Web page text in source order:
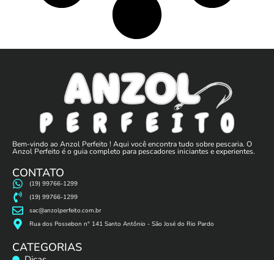
Bem-vindo ao Anzol Perfeito ! Aqui você encontra tudo sobre pescaria. O
Anzol Perfeito é o guia completo para pescadores iniciantes e experientes.
CONTATO
(19) 99766-1299
(19) 99766-1299
sac@anzolperfeito.com.br
Rua dos Possebon n° 141 Santo Antônio - São José do Rio Pardo
CATEGORIAS